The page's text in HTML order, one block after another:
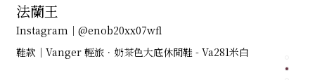
法蘭王
Instagram｜@enob20xx07wfl
鞋款｜Vanger 輕旅．奶茶色大底休閒鞋 - Va281米白